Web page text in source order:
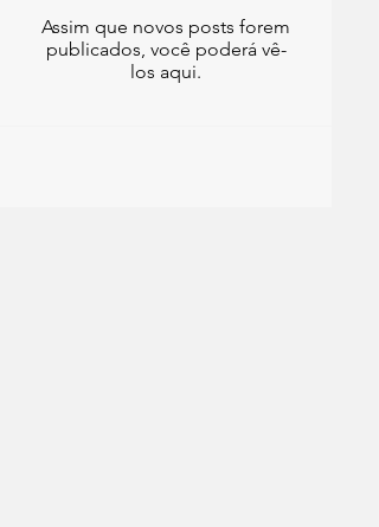
Assim que novos posts forem
publicados, você poderá vê-
los aqui.